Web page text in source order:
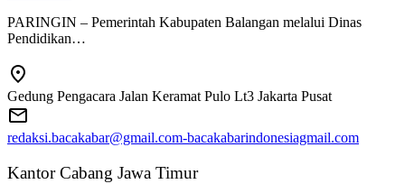
PARINGIN – Pemerintah Kabupaten Balangan melalui Dinas
Pendidikan…
Gedung Pengacara Jalan Keramat Pulo Lt3 Jakarta Pusat
redaksi.bacakabar@gmail.com-bacakabarindonesiagmail.com
Kantor Cabang Jawa Timur